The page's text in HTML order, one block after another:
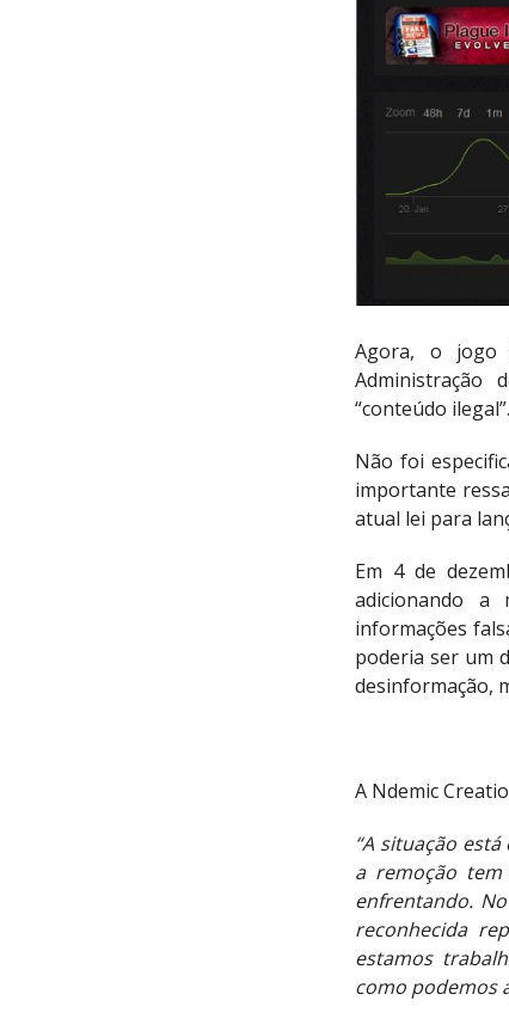
Agora, o jogo
Administração
“conteúdo ilegal”.
Não foi
importante
atual lei para
Em 4 de
adicionando a
informações
poderia ser um
desinformação,
A Ndemic
“A situação
a remoção
enfrentando.
reconhecida
estamos
como podemos